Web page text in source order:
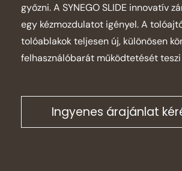
győzni. A SYNEGO SLIDE innovatív
egy kézmozdulatot igényel. A
tolóablakok teljesen új, különösen
felhasználóbarát működtetését
Ingyenes árajánlat